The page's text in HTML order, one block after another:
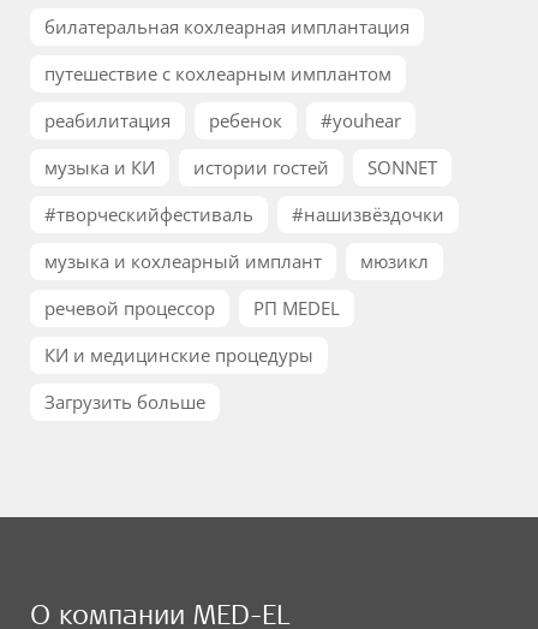
билатеральная кохлеарная имплантация
путешествие с кохлеарным имплантом
реабилитация
ребенок
#youhear
музыка и КИ
истории гостей
SONNET
#творческийфестиваль
#нашизвёздочки
музыка и кохлеарный имплант
мюзикл
речевой процессор
РП MEDEL
КИ и медицинские процедуры
Загрузить больше
О компании MED-EL